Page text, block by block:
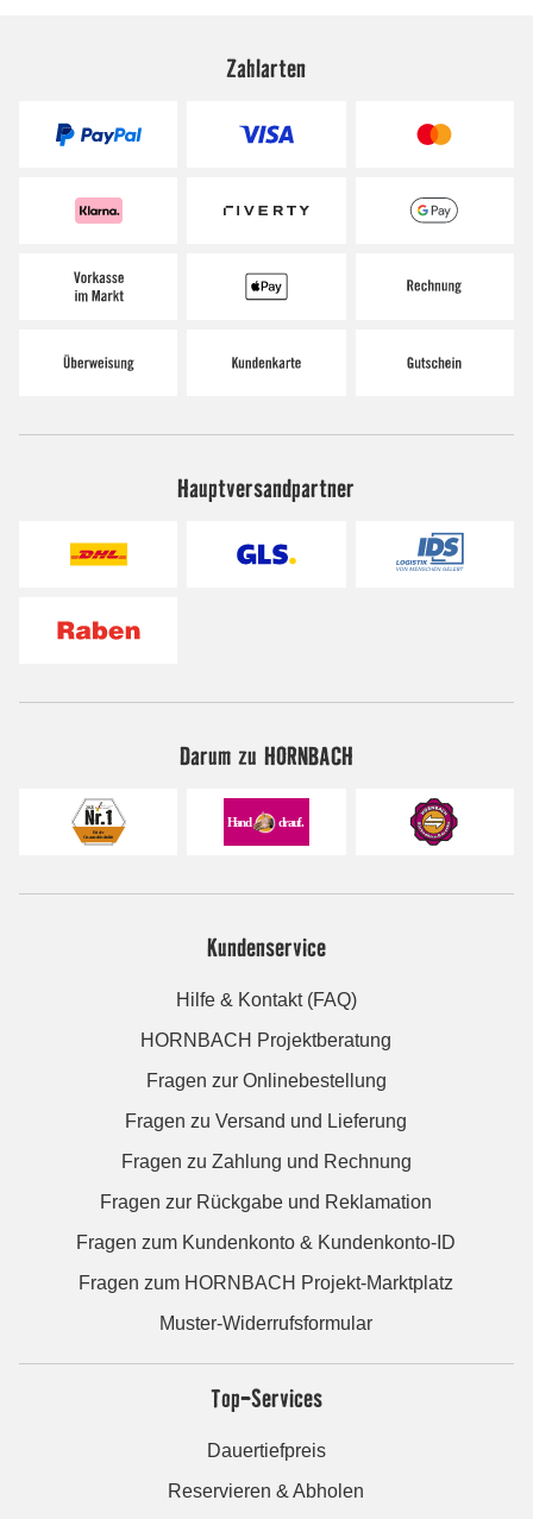
Zahlarten
Hauptversandpartner
Darum zu HORNBACH
Kundenservice
Hilfe & Kontakt (FAQ)
HORNBACH Projektberatung
Fragen zur Onlinebestellung
Fragen zu Versand und Lieferung
Fragen zu Zahlung und Rechnung
Fragen zur Rückgabe und Reklamation
Fragen zum Kundenkonto & Kundenkonto-ID
Fragen zum HORNBACH Projekt-Marktplatz
Muster-Widerrufsformular
Top-Services
Dauertiefpreis
Reservieren & Abholen